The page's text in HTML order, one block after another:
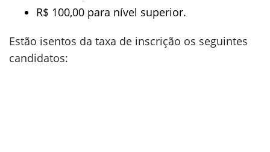
R$ 100,00 para nível superior.
Estão isentos da taxa de inscrição os seguintes
candidatos: